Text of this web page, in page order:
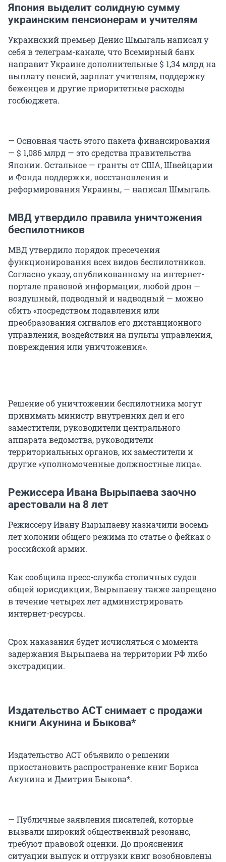
Япония выделит солидную сумму
украинским пенсионерам и учителям
Украинский премьер Денис Шмыгаль написал у
себя в телеграм-канале, что Всемирный банк
направит Украине дополнительные $ 1,34 млрд на
выплату пенсий, зарплат учителям, поддержку
беженцев и другие приоритетные расходы
госбюджета.
— Основная часть этого пакета финансирования
— $ 1,086 млрд — это средства правительства
Японии. Остальное — гранты от США, Швейцарии
и Фонда поддержки, восстановления и
реформирования Украины, — написал Шмыгаль.
МВД утвердило правила уничтожения
беспилотников
МВД утвердило порядок пресечения
функционирования всех видов беспилотников.
Согласно указу, опубликованному на интернет-
портале правовой информации, любой дрон —
воздушный, подводный и надводный — можно
сбить «посредством подавления или
преобразования сигналов его дистанционного
управления, воздействия на пульты управления,
повреждения или уничтожения».
Решение об уничтожении беспилотника могут
принимать министр внутренних дел и его
заместители, руководители центрального
аппарата ведомства, руководители
территориальных органов, их заместители и
другие «уполномоченные должностные лица».
Режиссера Ивана Вырыпаева заочно
арестовали на 8 лет
Режиссеру Ивану Вырыпаеву назначили восемь
лет колонии общего режима по статье о фейках о
российской армии.
Как сообщила пресс-служба столичных судов
общей юрисдикции, Вырыпаеву также запрещено
в течение четырех лет администрировать
интернет-ресурсы.
Срок наказания будет исчисляться с момента
задержания Вырыпаева на территории РФ либо
экстрадиции.
Издательство АСТ снимает с продажи
книги Акунина и Быкова*
Издательство АСТ объявило о решении
приостановить распространение книг Бориса
Акунина и Дмитрия Быкова*.
— Публичные заявления писателей, которые
вызвали широкий общественный резонанс,
требуют правовой оценки. До прояснения
ситуации выпуск и отгрузки книг возобновлены